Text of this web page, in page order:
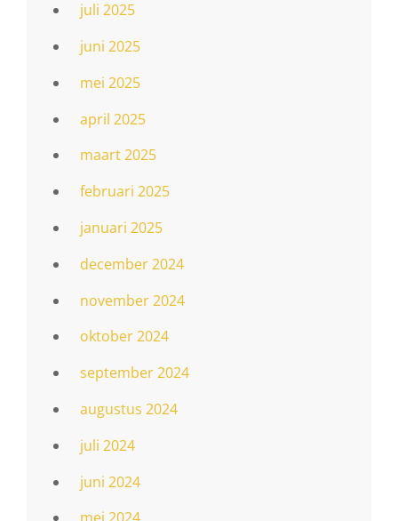
juli 2025
juni 2025
mei 2025
april 2025
maart 2025
februari 2025
januari 2025
december 2024
november 2024
oktober 2024
september 2024
augustus 2024
juli 2024
juni 2024